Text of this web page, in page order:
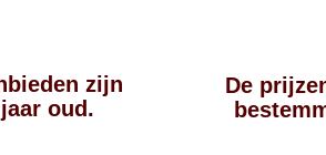
zijn
oud.
De